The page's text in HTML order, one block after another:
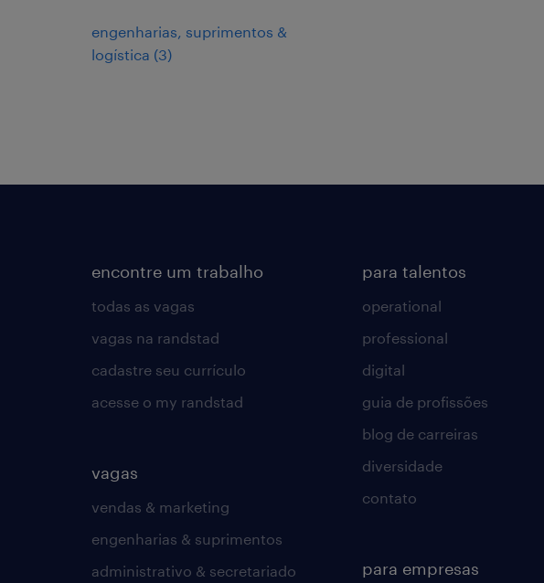
engenharias, suprimentos &
logística (3)
encontre um trabalho
todas as vagas
vagas na randstad
cadastre seu currículo
acesse o my randstad
vagas
vendas & marketing
engenharias & suprimentos
administrativo & secretariado
para talentos
operational
professional
digital
guia de profissões
blog de carreiras
diversidade
contato
para empresas